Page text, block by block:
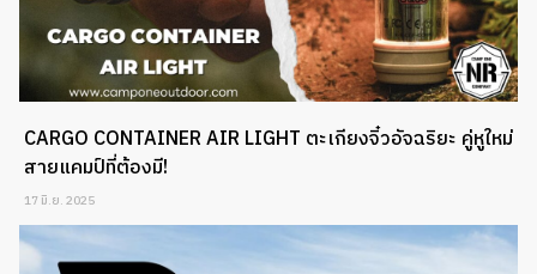
CARGO CONTAINER AIR LIGHT ตะเกียงจิ๋วอัจฉริยะ คู่หูใหม่
สายแคมป์ที่ต้องมี!
17 มิ.ย. 2025